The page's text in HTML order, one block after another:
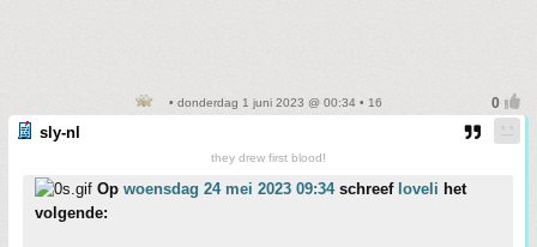
• donderdag 1 juni 2023 @ 00:34 • 16
sly-nl
they drew first blood!
Op woensdag 24 mei 2023 09:34schreef loveli het
volgende: